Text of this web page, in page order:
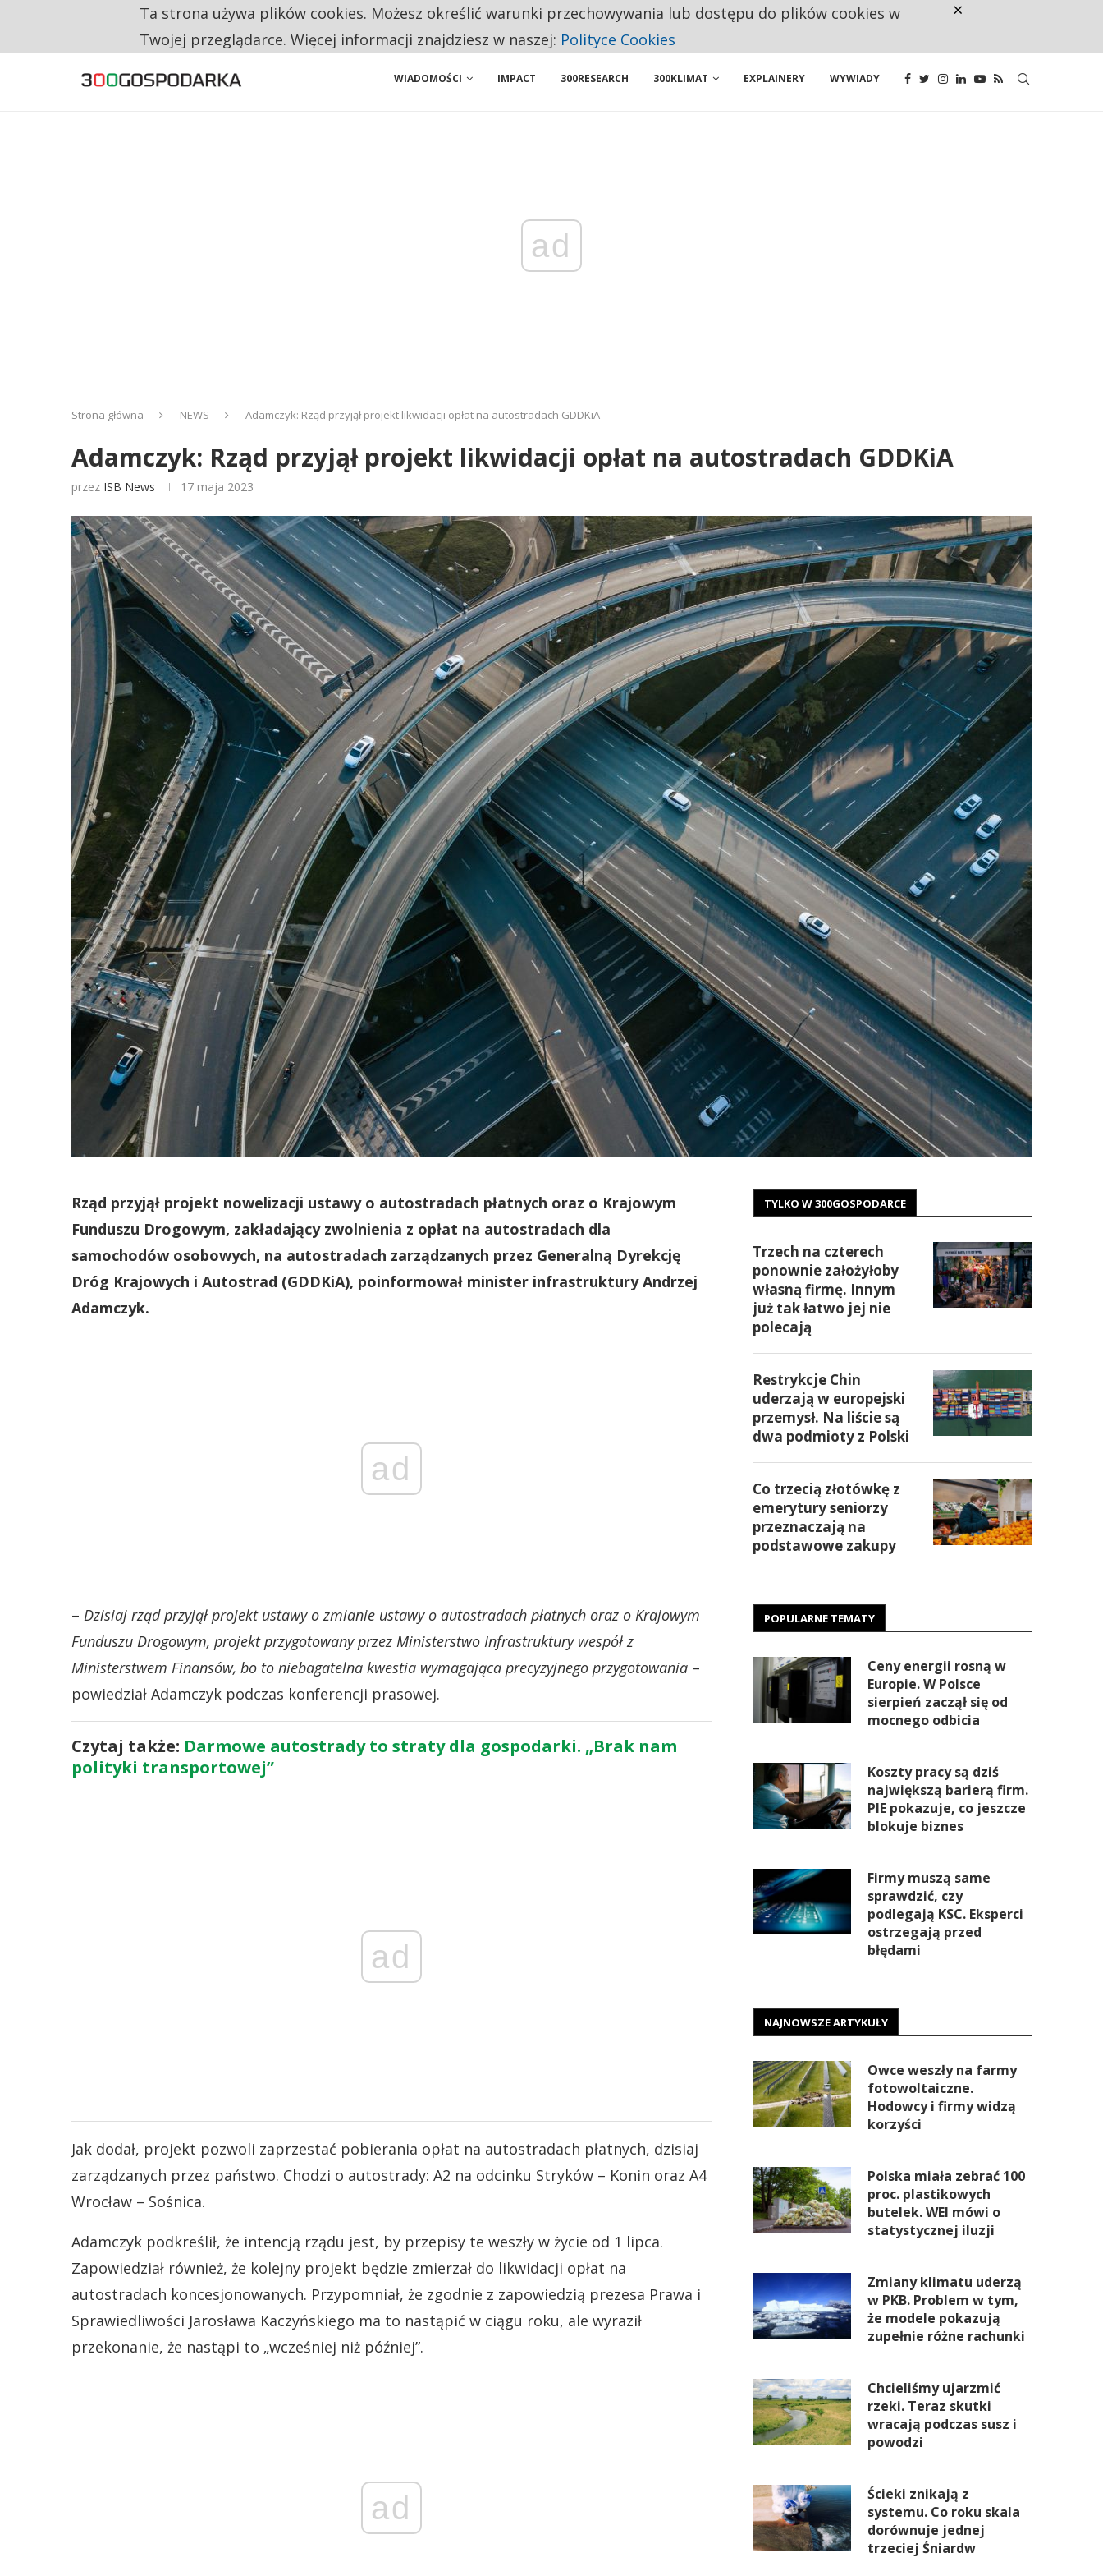
CO TRZECIĄ ZŁOTÓWKĘ Z EMERYTURY SENIORZY PRZEZNACZAJĄ NA PODSTAWOWE ZAKUPY
WIADOMOŚCI IMPACT 300RESEARCH 300KLIMAT EXPLAINERY WYWIADY
ad
Strona główna NEWS Adamczyk: Rząd przyjął projekt likwidacji opłat na autostradach GDDKiA
Adamczyk: Rząd przyjął projekt likwidacji opłat na autostradach GDDKiA
przez ISB News 17 maja 2023
Rząd przyjął projekt nowelizacji ustawy o autostradach płatnych oraz o Krajowym
Funduszu Drogowym, zakładający zwolnienia z opłat na autostradach dla
samochodów osobowych, na autostradach zarządzanych przez Generalną Dyrekcję
Dróg Krajowych i Autostrad (GDDKiA), poinformował minister infrastruktury Andrzej
Adamczyk.
ad
– Dzisiaj rząd przyjął projekt ustawy o zmianie ustawy o autostradach płatnych oraz o Krajowym
Funduszu Drogowym, projekt przygotowany przez Ministerstwo Infrastruktury wespół z
Ministerstwem Finansów, bo to niebagatelna kwestia wymagająca precyzyjnego przygotowania –
powiedział Adamczyk podczas konferencji prasowej.
Czytaj także: Darmowe autostrady to straty dla gospodarki. „Brak nam
polityki transportowej”
ad
Jak dodał, projekt pozwoli zaprzestać pobierania opłat na autostradach płatnych, dzisiaj
zarządzanych przez państwo. Chodzi o autostrady: A2 na odcinku Stryków – Konin oraz A4
Wrocław – Sośnica.
Adamczyk podkreślił, że intencją rządu jest, by przepisy te weszły w życie od 1 lipca.
Zapowiedział również, że kolejny projekt będzie zmierzał do likwidacji opłat na
autostradach koncesjonowanych. Przypomniał, że zgodnie z zapowiedzią prezesa Prawa i
Sprawiedliwości Jarosława Kaczyńskiego ma to nastąpić w ciągu roku, ale wyraził
przekonanie, że nastąpi to „wcześniej niż później”.
ad
TYLKO W 300GOSPODARCE
Trzech na czterech
ponownie założyłoby
własną firmę. Innym
już tak łatwo jej nie
polecają
Restrykcje Chin
uderzają w europejski
przemysł. Na liście są
dwa podmioty z Polski
Co trzecią złotówkę z
emerytury seniorzy
przeznaczają na
podstawowe zakupy
POPULARNE TEMATY
Ceny energii rosną w
Europie. W Polsce
sierpień zaczął się od
mocnego odbicia
Koszty pracy są dziś
największą barierą firm.
PIE pokazuje, co jeszcze
blokuje biznes
Firmy muszą same
sprawdzić, czy
podlegają KSC. Eksperci
ostrzegają przed
błędami
NAJNOWSZE ARTYKUŁY
Owce weszły na farmy
fotowoltaiczne.
Hodowcy i firmy widzą
korzyści
Polska miała zebrać 100
proc. plastikowych
butelek. WEI mówi o
statystycznej iluzji
Zmiany klimatu uderzą
w PKB. Problem w tym,
że modele pokazują
zupełnie różne rachunki
Chcieliśmy ujarzmić
rzeki. Teraz skutki
wracają podczas susz i
powodzi
Ścieki znikają z
systemu. Co roku skala
dorównuje jednej
trzeciej Śniardw
Ta strona używa plików cookies. Możesz określić warunki przechowywania lub dostępu do plików cookies w
Twojej przeglądarce. Więcej informacji znajdziesz w naszej: Polityce Cookies
×